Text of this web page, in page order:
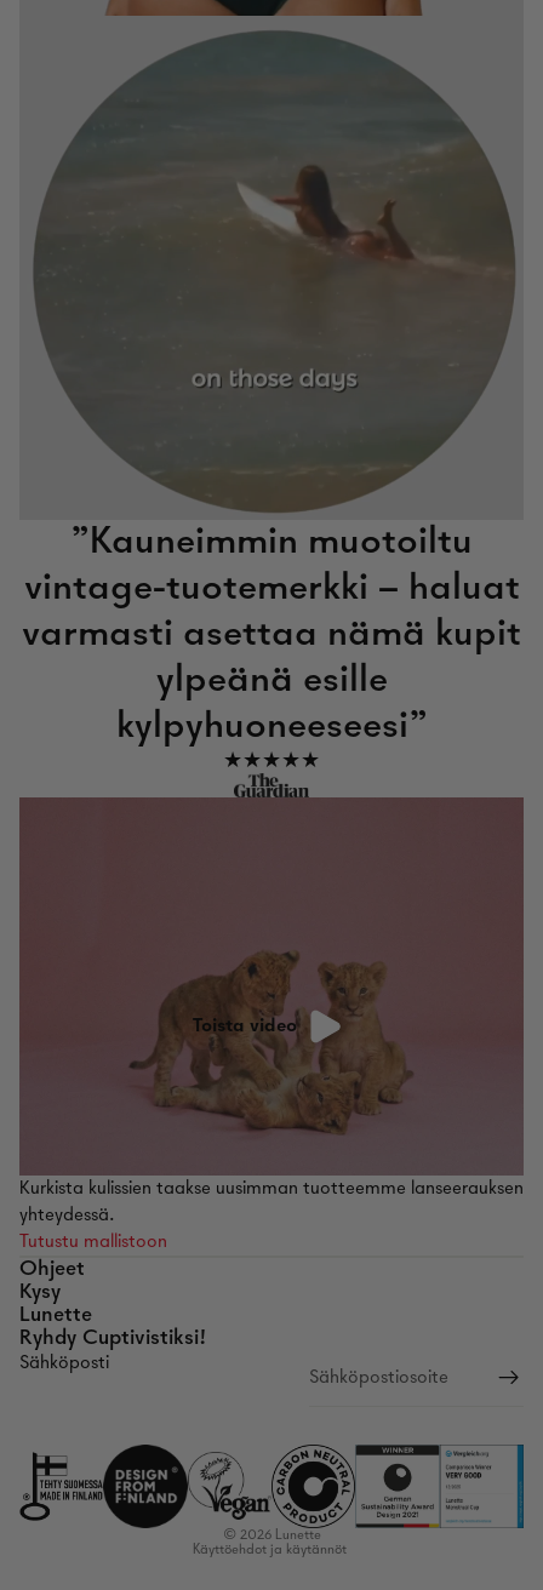
”Kauneimmin muotoiltu
vintage-tuotemerkki – haluat
varmasti asettaa nämä kupit
ylpeänä esille
kylpyhuoneeseesi”
★★★★★
Toista video
Kurkista kulissien taakse uusimman tuotteemme lanseerauksen
yhteydessä.
Tutustu mallistoon
Ohjeet
Kysy
Lunette
Ryhdy Cuptivistiksi!
Sähköposti
© 2026 Lunette
Käyttöehdot ja käytännöt
Toimitusehdot
Yhteystiedot